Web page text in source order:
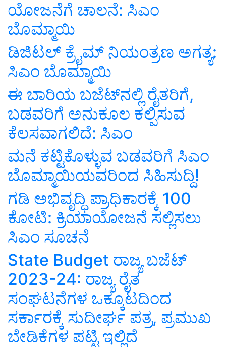
ಯೋಜನೆಗೆ ಚಾಲನೆ: ಸಿಎಂ
ಬೊಮ್ಮಾಯಿ
ಡಿಜಿಟಲ್ ಕ್ರೈಮ್ ನಿಯಂತ್ರಣ ಅಗತ್ಯ:
ಸಿಎಂ ಬೊಮ್ಮಾಯಿ
ಈ ಬಾರಿಯ ಬಜೆಟ್‌ನಲ್ಲಿ ರೈತರಿಗೆ,
ಬಡವರಿಗೆ ಅನುಕೂಲ ಕಲ್ಪಿಸುವ
ಕೆಲಸವಾಗಲಿದೆ: ಸಿಎಂ
ಮನೆ ಕಟ್ಟಿಕೊಳ್ಳುವ ಬಡವರಿಗೆ ಸಿಎಂ
ಬೊಮ್ಮಾಯಿಯವರಿಂದ ಸಿಹಿಸುದ್ದಿ!
ಗಡಿ ಅಭಿವೃದ್ಧಿ ಪ್ರಾಧಿಕಾರಕ್ಕೆ 100
ಕೋಟಿ: ಕ್ರಿಯಾಯೋಜನೆ ಸಲ್ಲಿಸಲು
ಸಿಎಂ ಸೂಚನೆ
State Budget ರಾಜ್ಯ ಬಜೆಟ್‌
2023-24: ರಾಜ್ಯ ರೈತ
ಸಂಘಟನೆಗಳ ಒಕ್ಕೂಟದಿಂದ
ಸರ್ಕಾರಕ್ಕೆ ಸುದೀರ್ಘ ಪತ್ರ, ಪ್ರಮುಖ
ಬೇಡಿಕೆಗಳ ಪಟ್ಟಿ ಇಲ್ಲಿದೆ